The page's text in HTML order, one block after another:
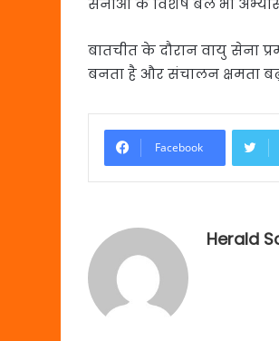
सेनाओं के विशेष बल भी
बातचीत के दौरान वायु सेना
बनता है और संचालन क्षमता
Facebook
Herald